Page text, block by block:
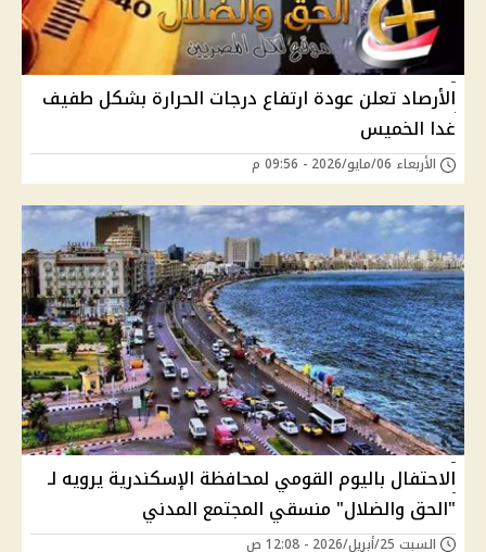
الأرصاد تعلن عودة ارتفاع درجات الحرارة بشكل طفيف
غدا الخميس
الأربعاء 06/مايو/2026 - 09:56 م
الاحتفال باليوم القومي لمحافظة الإسكندرية يرويه لـ
"الحق والضلال" منسقي المجتمع المدني
السبت 25/أبريل/2026 - 12:08 ص